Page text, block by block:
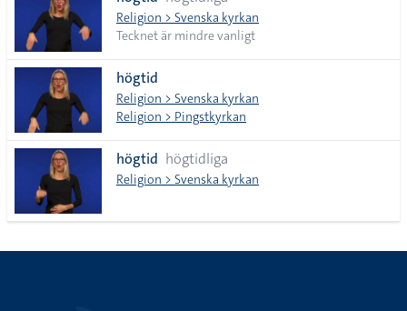
lista
Religion > Svenska kyrkan
Tecknet är mindre vanligt
högtid
Religion > Svenska kyrkan
Religion > Pingstkyrkan
högtid högtidliga
Religion > Svenska kyrkan